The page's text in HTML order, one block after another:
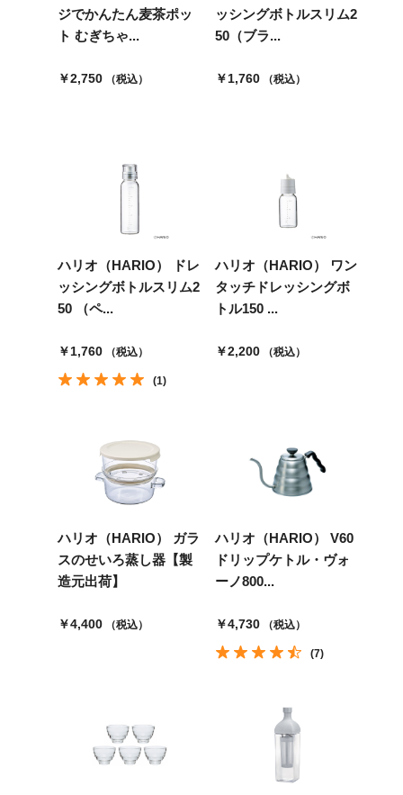
ジでかんたん麦茶ポッ
ト むぎちゃ...
￥2,750 （税込）
ッシングボトルスリム2
50（ブラ...
￥1,760 （税込）
ハリオ（HARIO） ドレ
ッシングボトルスリム2
50 （ペ...
￥1,760 （税込）
(1)
ハリオ（HARIO） ワン
タッチドレッシングボ
トル150 ...
￥2,200 （税込）
ハリオ（HARIO） ガラ
スのせいろ蒸し器【製
造元出荷】
￥4,400 （税込）
ハリオ（HARIO） V60
ドリップケトル・ヴォ
ーノ800...
￥4,730 （税込）
(7)